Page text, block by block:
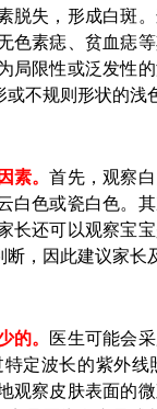
脱失，形成白斑
素痣、贫血痣
局限性或泛发性
不规则形状的浅
素。首先，观察
白色或瓷白色。
还可以观察宝
，因此建议家长
的。 医生可能会
定波长的紫外
察皮肤表面的